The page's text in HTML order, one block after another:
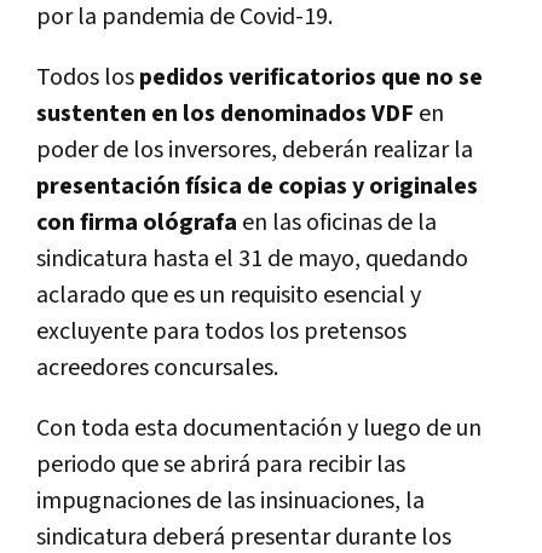
por la pandemia de Covid-19.
Todos lospedidos verificatorios que no se
sustenten en los denominados VDF en
poder de los inversores, deberán realizar la
presentación física de copias y originales
con firma ológrafa en las oficinas de la
sindicatura hasta el 31 de mayo, quedando
aclarado que es un requisito esencial y
excluyente para todos los pretensos
acreedores concursales.
Con toda esta documentación y luego de un
periodo que se abrirá para recibir las
impugnaciones de las insinuaciones, la
sindicatura deberá presentar durante los